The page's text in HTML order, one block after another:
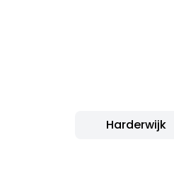
Harderwijk